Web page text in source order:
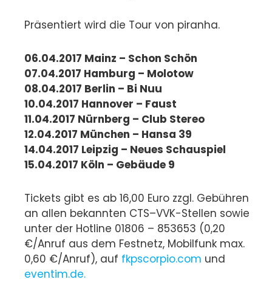
Präsentiert wird die Tour von piranha.
06.04.2017 Mainz – Schon Schön
07.04.2017 Hamburg – Molotow
08.04.2017 Berlin – Bi Nuu
10.04.2017 Hannover – Faust
11.04.2017 Nürnberg – Club Stereo
12.04.2017 München – Hansa 39
14.04.2017 Leipzig – Neues Schauspiel
15.04.2017 Köln – Gebäude 9
Tickets gibt es ab 16,00 Euro zzgl. Gebühren
an allen bekannten CTS–VVK-Stellen sowie
unter der Hotline 01806 – 853653 (0,20
€/Anruf aus dem Festnetz, Mobilfunk max.
0,60 €/Anruf), auf fkpscorpio.com und
eventim.de.